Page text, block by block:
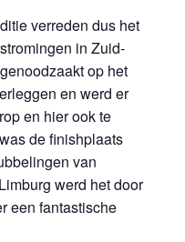
verreden dus het
in Zuid-
op het
en werd er
en hier ook te
de finishplaats
van
werd het door
een fantastische